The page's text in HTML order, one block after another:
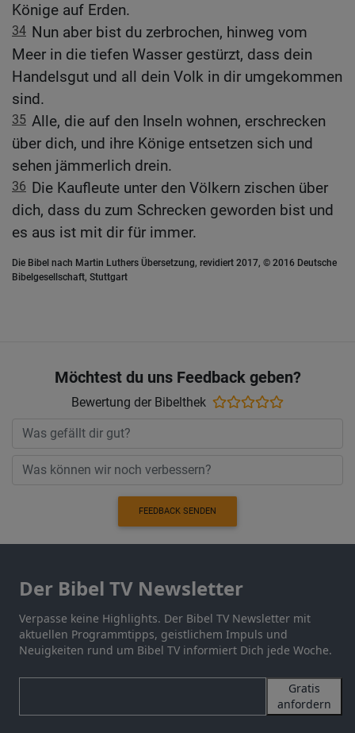
Könige auf Erden.
34 Nun aber bist du zerbrochen, hinweg vom
Meer in die tiefen Wasser gestürzt, dass dein
Handelsgut und all dein Volk in dir umgekommen
sind.
35 Alle, die auf den Inseln wohnen, erschrecken
über dich, und ihre Könige entsetzen sich und
sehen jämmerlich drein.
36 Die Kaufleute unter den Völkern zischen über
dich, dass du zum Schrecken geworden bist und
es aus ist mit dir für immer.
Die Bibel nach Martin Luthers Übersetzung, revidiert 2017, © 2016 Deutsche
Bibelgesellschaft, Stuttgart
Möchtest du uns Feedback geben?
Bewertung der Bibelthek
FEEDBACK SENDEN
Der Bibel TV Newsletter
Verpasse keine Highlights. Der Bibel TV Newsletter mit
aktuellen Programmtipps, geistlichem Impuls und
Neuigkeiten rund um Bibel TV informiert Dich jede Woche.
Gratis
anfordern